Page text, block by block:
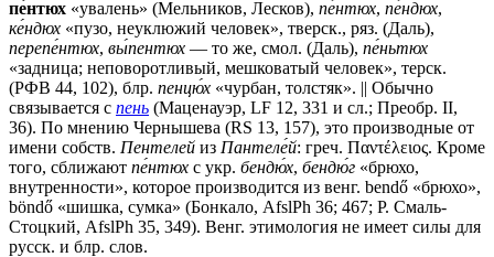
пе́нтюх «увалень» (Мельников, Лесков), пе́нтюх, пе́ндюх,
ке́ндюх «пузо, неуклюжий человек», тверск., ряз. (Даль),
перепе́нтюх, вы́пентюх — то же, смол. (Даль), пе́ньтюх
«задница; неповоротливый, мешковатый человек», терск.
(РФВ 44, 102), блр. пенцю́х «чурбан, толстяк». || Обычно
связывается с пень (Маценауэр, LF 12, 331 и сл.; Преобр. II,
36). По мнению Чернышева (RS 13, 157), это производные от
имени собств. Пентелей из Пантеле́й: греч. Παντέλειος. Кроме
того, сближают пе́нтюх с укр. бендю́х, бендю́г «брюхо,
внутренности», которое производится из венг. bendő «брюхо»,
böndő «шишка, сумка» (Бонкало, AfslPh 36; 467; Р. Смаль-
Стоцкий, AfslPh 35, 349). Венг. этимология не имеет силы для
русск. и блр. слов.